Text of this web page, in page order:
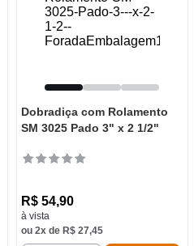
Dobradiça com Rolamento
SM 3025 Pado 3" x 2 1/2"
R$ 54,90
à vista
ou 2x de R$ 27,45